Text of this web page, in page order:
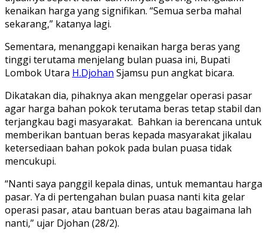
kenaikan harga yang signifikan. “Semua serba mahal
sekarang,” katanya lagi.
Sementara, menanggapi kenaikan harga beras yang
tinggi terutama menjelang bulan puasa ini, Bupati
Lombok Utara H.Djohan Sjamsu pun angkat bicara.
Dikatakan dia, pihaknya akan menggelar operasi pasar
agar harga bahan pokok terutama beras tetap stabil dan
terjangkau bagi masyarakat. Bahkan ia berencana untuk
memberikan bantuan beras kepada masyarakat jikalau
ketersediaan bahan pokok pada bulan puasa tidak
mencukupi.
“Nanti saya panggil kepala dinas, untuk memantau harga
pasar. Ya di pertengahan bulan puasa nanti kita gelar
operasi pasar, atau bantuan beras atau bagaimana lah
nanti,” ujar Djohan (28/2).